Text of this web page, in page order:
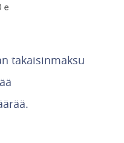
e
takaisinmaksu